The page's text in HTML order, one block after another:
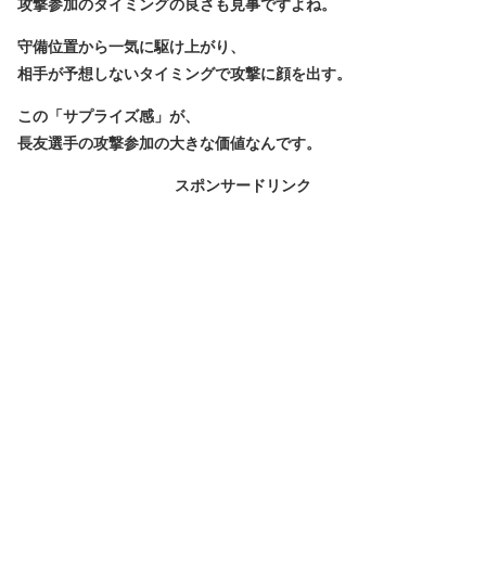
攻撃参加のタイミングの良さも見事ですよね。
守備位置から一気に駆け上がり、
相手が予想しないタイミングで攻撃に顔を出す。
この「サプライズ感」が、
長友選手の攻撃参加の大きな価値なんです。
スポンサードリンク